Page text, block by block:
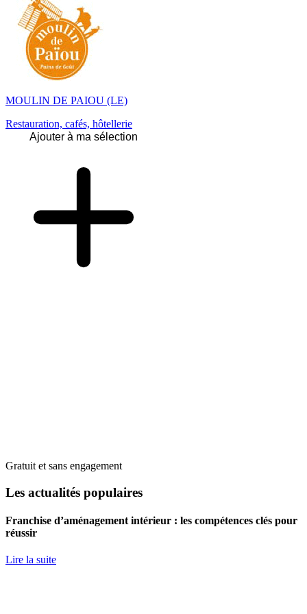
MOULIN DE PAIOU (LE)
Restauration, cafés, hôtellerie
Ajouter à ma sélection
Gratuit et sans engagement
Les actualités populaires
Franchise d’aménagement intérieur : les compétences clés pour
réussir
Lire la suite